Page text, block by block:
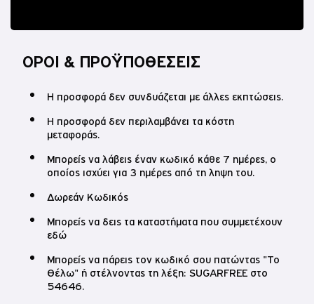
10% έκπτωση
στο Nails4You!
ΌΡΟΙ & ΠΡΟΫΠΟΘΈΣΕΙΣ
Η προσφορά δεν συνδυάζεται με άλλες εκπτώσεις.
Η προσφορά δεν περιλαμβάνει τα κόστη
μεταφοράς.
Μπορείς να λάβεις έναν κωδικό κάθε 7 ημέρες, ο
οποίος ισχύει για 3 ημέρες από τη ληψη του.
Δωρεάν Κωδικός
Μπορείς να δεις τα καταστήματα που συμμετέχουν
εδώ
Μπορείς να πάρεις τον κωδικό σου πατώντας "Το
Θέλω" ή στέλνοντας τη λέξη: SUGARFREE στο
54646.